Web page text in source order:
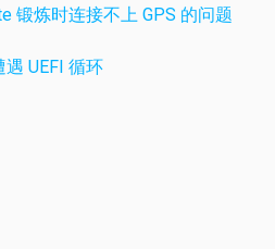
锻炼时连接不上 GPS 的问题
UEFI 循环